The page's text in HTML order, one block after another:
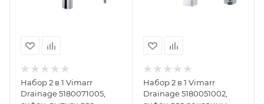
Набор 2 в 1 Vimarr
Drainage 5180071005,
Набор 2 в 1 Vimarr
Drainage 5180051002,